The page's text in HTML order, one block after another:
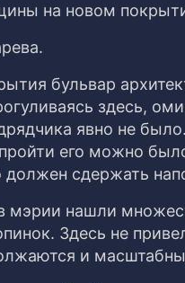
на новом
бульвар
здесь,
явно не
его можно
должен сдержать
мэрии нашли
Здесь не
и